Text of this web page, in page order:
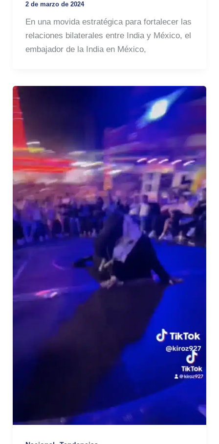
2 de marzo de 2024
En una movida estratégica para fortalecer las
relaciones bilaterales entre India y México, el
embajador de la India en México,